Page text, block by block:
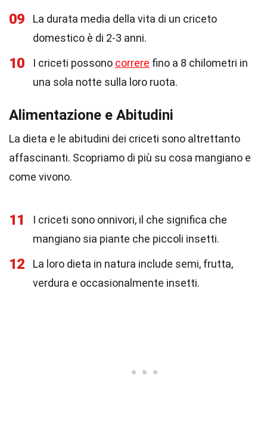
09
La durata media della vita di un criceto
domestico è di 2-3 anni.
10 I criceti possono correre fino a 8 chilometri in
una sola notte sulla loro ruota.
Alimentazione e Abitudini
La dieta e le abitudini dei criceti sono altrettanto
affascinanti. Scopriamo di più su cosa mangiano e
come vivono.
11
I criceti sono onnivori, il che significa che
mangiano sia piante che piccoli insetti.
12
La loro dieta in natura include semi, frutta,
verdura e occasionalmente insetti.